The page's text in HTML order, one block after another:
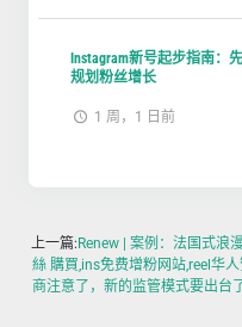
Instagram新号起步指南：
规划粉丝增长
1 周，1 日前
上一篇: Renew | 案例：法国式浪
絲 購買,ins免费增粉网站,reel华
商注意了，新的监管模式要出台